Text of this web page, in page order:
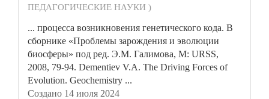
ПЕДАГОГИЧЕСКИЕ НАУКИ )
... процесса возникновения генетического кода. В
сборнике «Проблемы зарождения и эволюции
биосферы» под ред. Э.М. Галимова, М: URSS,
2008, 79-94. Dementiev V.A. The Driving Forces of
Evolution. Geochemistry ...
Создано 14 июля 2024